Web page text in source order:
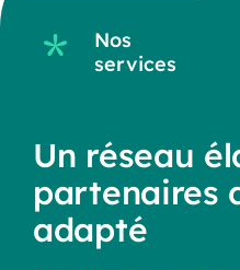
Nos
services
Un réseau
partenaires
adapté